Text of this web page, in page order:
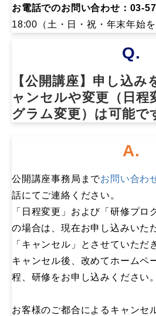
お電話でのお問い合わせ：03-
18:00（土・日・祝・年末年始を
Q.
【公開講座】申し込み
ャンセルや変更（日程
グラム変更）は可能で
A.
公開講座事務局までお問い合わ
話にてご連絡ください。
「日程変更」および「研修プロ
の場合は、現在お申し込みいた
「キャンセル」とさせていただ
キャンセル後、改めてホームペ
程、研修をお申し込みください。
お客様のご都合によるキャンセ